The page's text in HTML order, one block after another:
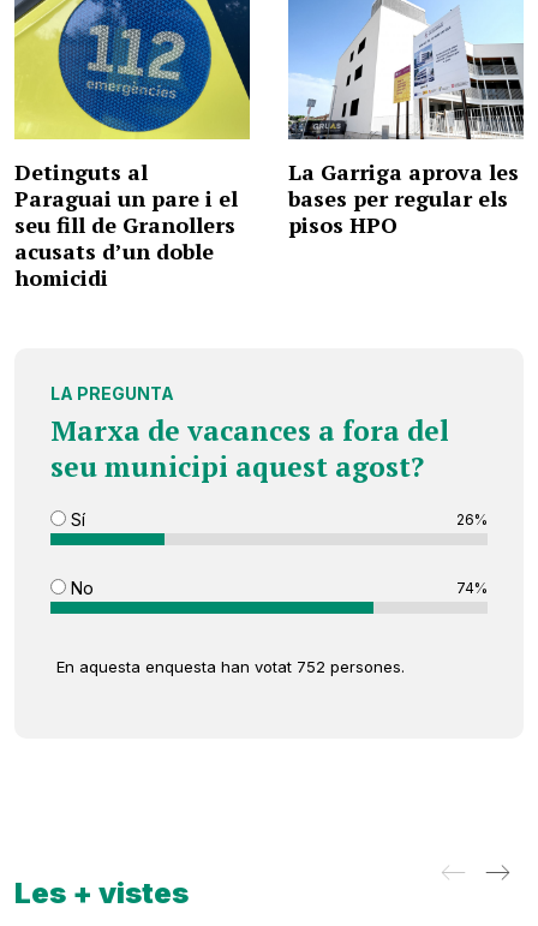
Detinguts al
Paraguai un pare i el
seu fill de Granollers
acusats d’un doble
homicidi
La Garriga aprova les
bases per regular els
pisos HPO
LA PREGUNTA
Marxa de vacances a fora del
seu municipi aquest agost?
Sí 26%
No 74%
En aquesta enquesta han votat 752 persones.
Les + vistes